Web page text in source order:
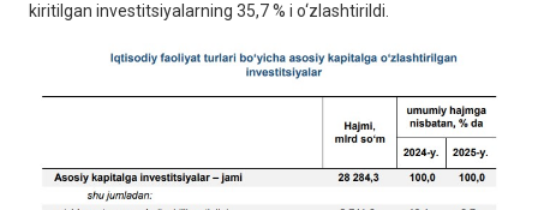
kiritilgan investitsiyalarning 35,7 % i o‘zlashtirildi.